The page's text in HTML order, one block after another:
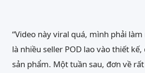
“Video này viral quá, mình phải
là nhiều seller POD lao vào thiết
sản phẩm. Một tuần sau, đơn về